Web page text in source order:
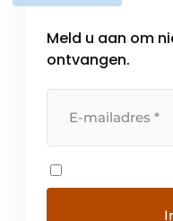
Meld u aan om
ontvangen.